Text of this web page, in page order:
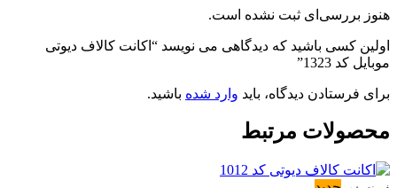
هنوز بررسی‌ای ثبت نشده است.
اولین کسی باشید که دیدگاهی می نویسد “اکانت کالاف دیوتی
موبایل کد 1323”
برای فرستادن دیدگاه، باید وارد شده باشید.
محصولات مرتبط